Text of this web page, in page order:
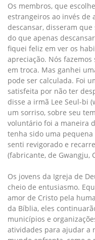
Os membros, que
estrangeiros ao invés de
descansar, disseram
do que apenas
fiquei feliz em ver os
apreciação. Nós
em troca. Mas ganhei
pode ser calculada. Foi
satisfeita por não ter
disse a irmã Lee Seul-bi
um sorriso, sobre seu
voluntário foi a maneira
tenha sido uma
senti revigorado e
(fabricante, de Gwangju,
Os jovens da Igreja de
cheio de entusiasmo.
amor de Cristo pela
da Bíblia, eles
municípios e
atividades para ajudar a